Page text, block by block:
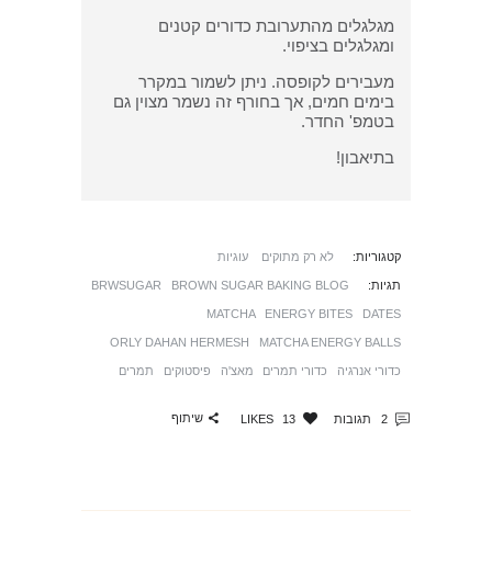
מגלגלים מהתערובת כדורים קטנים
ומגלגלים בציפוי.
מעבירים לקופסה. ניתן לשמור במקרר
בימים חמים, אך בחורף זה נשמר מצוין גם
בטמפ' החדר.
בתיאבון!
קטגוריות: לא רק מתוקים עוגיות
תגיות: BROWN SUGAR BAKING BLOG
BRWSUGAR
DATES
ENERGY BITES
MATCHA
MATCHA ENERGY BALLS
ORLY DAHAN HERMESH
כדורי אנרגיה כדורי תמרים מאצ'ה פיסטוקים תמרים
2 תגובות 13
LIKES שיתוף